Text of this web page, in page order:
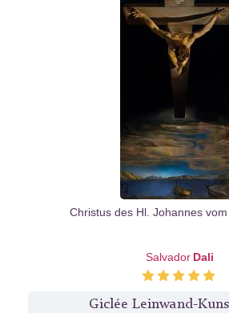
Christus des Hl. Johannes
Salvador Dali
Giclée Leinwand-